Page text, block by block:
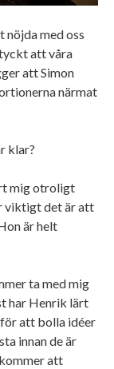
nöjda med oss
att våra
att Simon
närmat
klar?
mig otroligt
viktigt det är att
är helt
ta med mig
har Henrik lärt
för att bolla idéer
innan de är
att